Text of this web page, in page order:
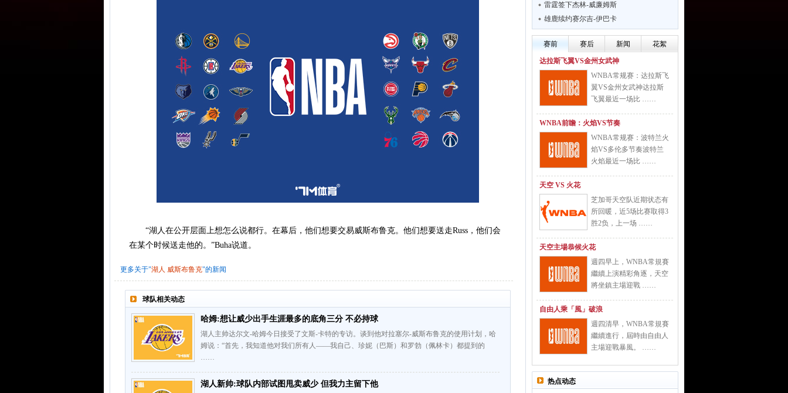
“湖人在公开层面上想怎么说都行。在幕后，他们想要交易威斯布鲁克。他们想要送走Russ，他们会
在某个时候送走他的。”Buha说道。
更多关于"湖人 威斯布鲁克"的新闻
球队相关动态
哈姆:想让威少出手生涯最多的底角三分 不必持球
湖人主帅达尔文-哈姆今日接受了文斯-卡特的专访。谈到他对拉塞尔-威斯布鲁克的使用计划，哈
姆说：“首先，我知道他对我们所有人——我自己、珍妮（巴斯）和罗勃（佩林卡）都提到的
……
湖人新帅:球队内部试图甩卖威少 但我力主留下他
雷霆签下杰林-威廉姆斯
雄鹿续约赛尔吉-伊巴卡
赛前 赛后 新闻 花絮
达拉斯飞翼VS金州女武神
WNBA常规赛：达拉斯飞
翼VS金州女武神达拉斯
飞翼最近一场比 ……
WNBA前瞻：火焰VS节奏
WNBA常规赛：波特兰火
焰VS多伦多节奏波特兰
火焰最近一场比 ……
天空 VS 火花
芝加哥天空队近期状态有
所回暖，近5场比赛取得3
胜2负，上一场 ……
天空主場恭候火花
週四早上，WNBA常規賽
繼續上演精彩角逐，天空
將坐鎮主場迎戰 ……
自由人乘「風」破浪
週四清早，WNBA常規賽
繼續進行，屆時由自由人
主場迎戰暴風。 ……
热点动态